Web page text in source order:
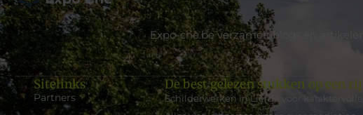
Expo-che.be verzamelt blogs en
Sitelinks
Partners
De best gelezen stukken op een rij
Schilderwerken in Lierde voor